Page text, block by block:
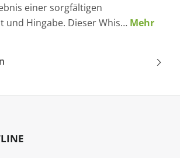
einer sorgfältigen
und Hingabe. Dieser Whis… Mehr